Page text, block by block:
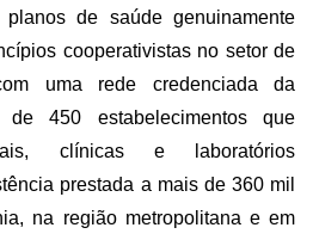
de saúde genuinamente
cooperativistas no setor de
uma rede credenciada da
450 estabelecimentos que
clínicas e laboratórios
prestada a mais de 360 mil
na região metropolitana e em